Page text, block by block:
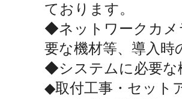
ております。
◆ネットワークカメ
要な機材等、導入
◆システムに必要な
◆取付工事・セット